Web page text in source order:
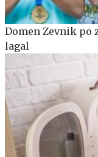
Domen Zevnik po
lagal